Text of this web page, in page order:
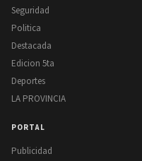
Seguridad
Politica
Destacada
Edicion 5ta
Deportes
LA PROVINCIA
PORTAL
Publicidad